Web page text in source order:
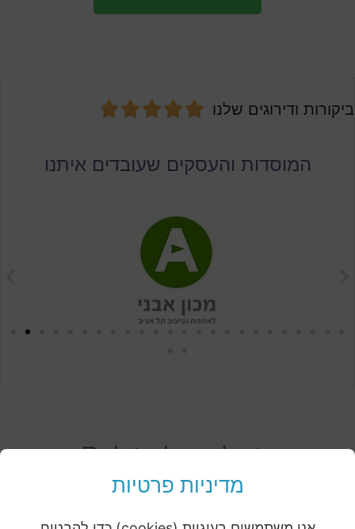
ביקורות ודירוגים שלנו 




המוסדות והעסקים שעובדים איתנו
Related products
מדיניות פרטיות